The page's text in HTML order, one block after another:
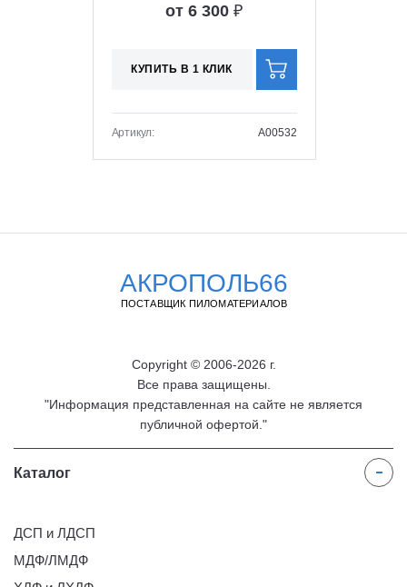
от 6 300 ₽
КУПИТЬ В 1 КЛИК
Артикул: A00532
АКРОПОЛЬ66
ПОСТАВЩИК ПИЛОМАТЕРИАЛОВ
Copyright © 2006-2026 г.
Все права защищены.
"Информация представленная на сайте не является
публичной офертой."
Каталог
ДСП и ЛДСП
МДФ/ЛМДФ